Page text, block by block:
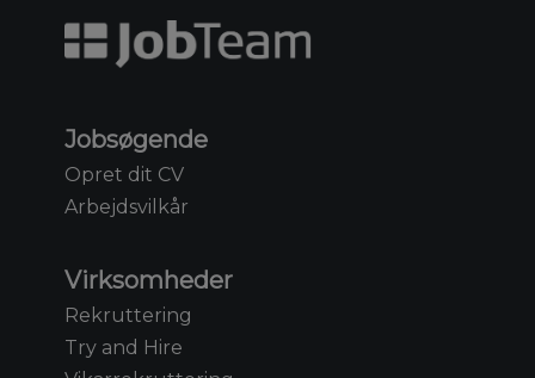
Jobsøgende
Opret dit CV
Arbejdsvilkår
Virksomheder
Rekruttering
Try and Hire